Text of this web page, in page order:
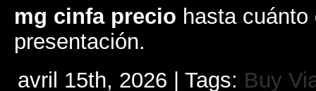
mg cinfa precio hasta cuánto
presentación.
avril 15th, 2026 | Tags: Buy